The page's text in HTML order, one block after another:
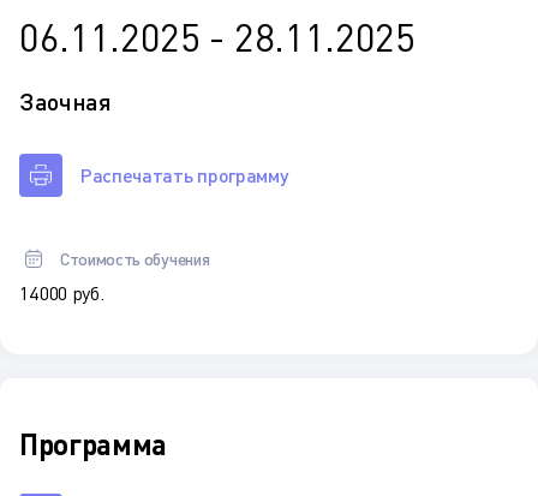
06.11.2025 - 28.11.2025
Заочная
Распечатать программу
Стоимость обучения
14 000 руб.
Программа